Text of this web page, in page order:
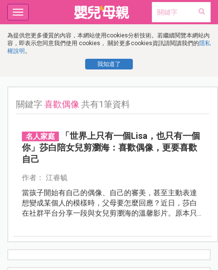
為提供您更多優質的內容，本網站使用cookies分析技術。若繼續閱覽本網站內
容，即表示您同意我們使用 cookies， 關於更多cookies資訊請閱讀我們的隱私
權說明 。
我知道了
Toggle
navigation
關鍵字喜歡偶像 共有1筆資料
名人家庭
「世界上只有一個Lisa，也只有一個
你」莎白陪女兒剪瀏海：喜歡偶像，更要喜歡
自己
作者： 江睿毓
當孩子開始有自己的偶像、自己的審美，甚至主動表達
想變成某個人的模樣時，父母要怎麼回應？近日，莎白
在社群平台分享一段與女兒剪瀏海的溫馨影片。原本只